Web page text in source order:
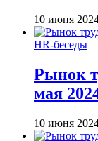
10 июня
HR-беседы
Рынок
мая
10 июня